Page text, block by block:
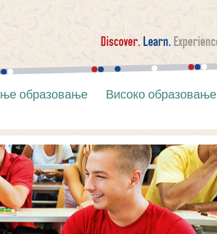
образовање Високо образовање